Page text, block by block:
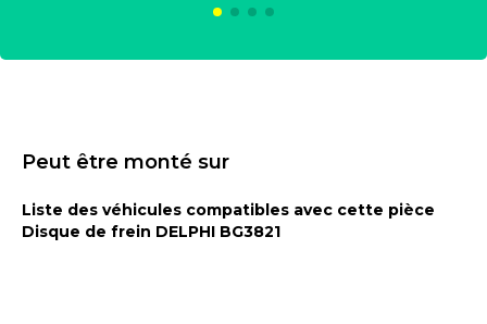
Peut être monté sur
Liste des véhicules compatibles avec cette pièce
Disque de frein DELPHI BG3821